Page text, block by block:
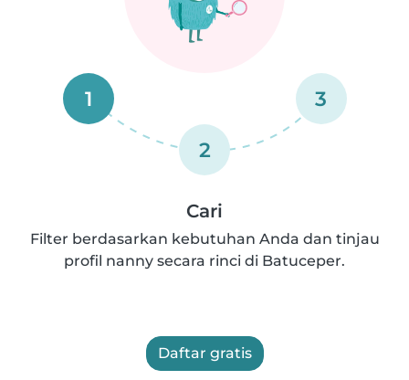
1
2
3
Cari
Filter berdasarkan kebutuhan Anda dan tinjau
profil nanny secara rinci di Batuceper.
Daftar gratis